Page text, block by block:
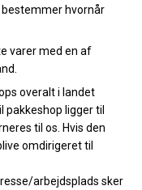
hvornår
varer med en af
overalt i landet
pakkeshop ligger til
til os. Hvis den
omdirigeret til
arbejdsplads sker